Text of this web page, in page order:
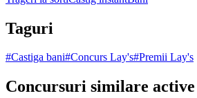
Taguri
#Castiga bani#Concurs Lay's#Premii Lay's
Concursuri similare active